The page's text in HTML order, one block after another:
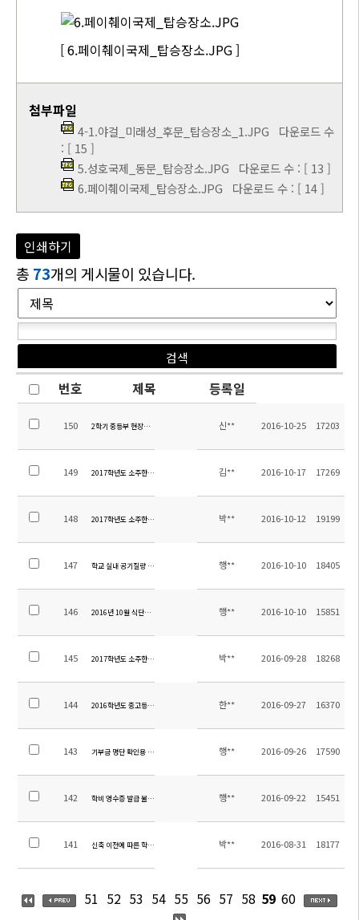
[ 6.페이췌이국제_탑승장소.JPG ]
첨부파일
4-1.야걸_미래성_후문_탑승장소_1.JPG 다운로드 수
: [ 15 ]
5.성호국제_동문_탑승장소.JPG 다운로드 수 : [ 13 ]
6.페이췌이국제_탑승장소.JPG 다운로드 수 : [ 14 ]
인쇄하기
총 73개의 게시물이 있습니다.
번호 제목 등록일
150 2학기 중등부 현장체험학습 학생, 학부모 만족도 조사 결과 공지
신** 2016-10-25 17203
149 2017학년도 소주한국학교 교원 초빙 공고 김** 2016-10-17 17269
148 2017학년도 소주한국학교 급식운영 용역업체 선정 재공고(긴급)
박** 2016-10-12 19199
147 학교 실내 공기질량 측정 및 운동장 인조잔디 결과보고서 공지
행** 2016-10-10 18405
146 2016년 10월 식단표 알림 행** 2016-10-10 15851
145 2017학년도 소주한국학교 급식운영 용역업체 선정 공고
박** 2016-09-28 18268
144 2016학년도 중고등부 2학기 학업성적평가계획 안내
한** 2016-09-27 16370
143 기부금 명단 확인용 공지 행** 2016-09-26 17590
142 학비 영수증 발급 불가기간 통지 행** 2016-09-22 15451
141 신축 이전에 따른 학생 안전 지도 강화 계획(수정)
박** 2016-08-31 18177
51 52 53 54 55 56 57 58 59 60